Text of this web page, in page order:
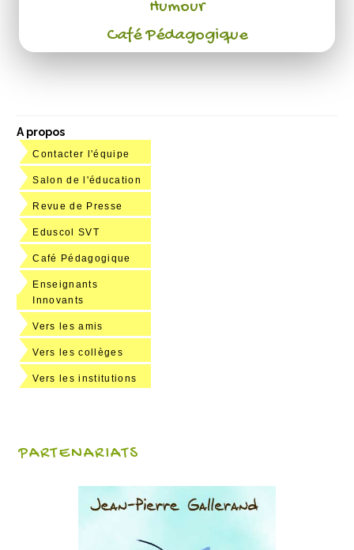
Humour
Café Pédagogique
A propos
Contacter l'équipe
Salon de l'éducation
Revue de Presse
Eduscol SVT
Café Pédagogique
Enseignants
Innovants
Vers les amis
Vers les collèges
Vers les institutions
PARTENARIATS